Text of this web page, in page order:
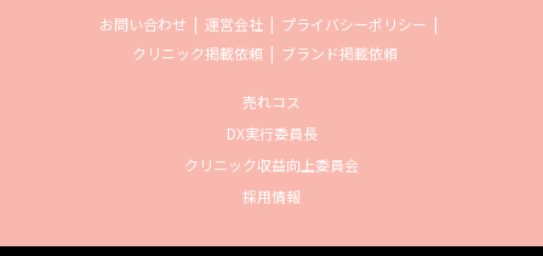
お問い合わせ 運営会社
プライバシーポリシー
クリニック掲載依頼
ブランド掲載依頼
売れコス
DX実行委員長
クリニック収益向上委員会
採用情報